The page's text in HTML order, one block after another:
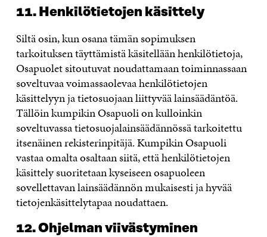
11. Henkilötietojen käsittely
Siltä osin, kun osana tämän sopimuksen
tarkoituksen täyttämistä käsitellään henkilötietoja,
Osapuolet sitoutuvat noudattamaan toiminnassaan
soveltuvaa voimassaolevaa henkilötietojen
käsittelyyn ja tietosuojaan liittyvää lainsäädäntöä.
Tällöin kumpikin Osapuoli on kulloinkin
soveltuvassa tietosuojalainsäädännössä tarkoitettu
itsenäinen rekisterinpitäjä. Kumpikin Osapuoli
vastaa omalta osaltaan siitä, että henkilötietojen
käsittely suoritetaan kyseiseen osapuoleen
sovellettavan lainsäädännön mukaisesti ja hyvää
tietojenkäsittelytapaa noudattaen.
12. Ohjelman viivästyminen